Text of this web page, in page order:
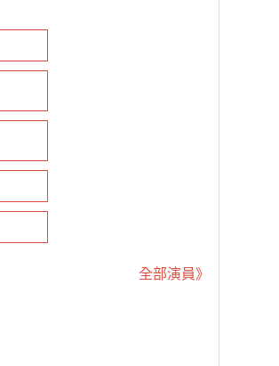
全部演員》